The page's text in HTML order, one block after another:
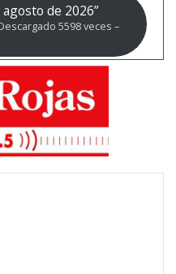
de 2026”
5598 veces –